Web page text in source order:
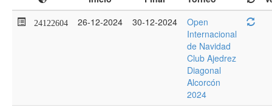
24122604 26-12-2024 30-12-2024
Open
Internacional
de Navidad
Club Ajedrez
Diagonal
Alcorcón
2024